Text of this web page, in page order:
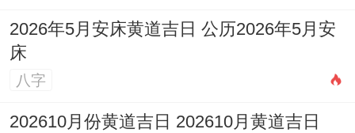
2026年5月安床黄道吉日 公历2026年5月安
床
八字
202610月份黄道吉日 202610月黄道吉日